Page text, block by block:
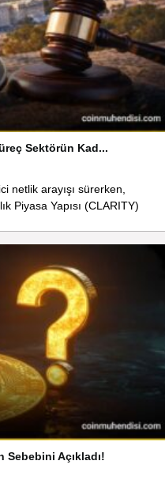
Sektörün Kad...
netlik arayışı sürerken,
Piyasa Yapısı (CLARITY)
Açıkladı!